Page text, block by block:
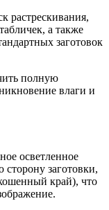
растрескивания,
а также
заготовок
полную
влаги и
осветленное
заготовки,
край), что